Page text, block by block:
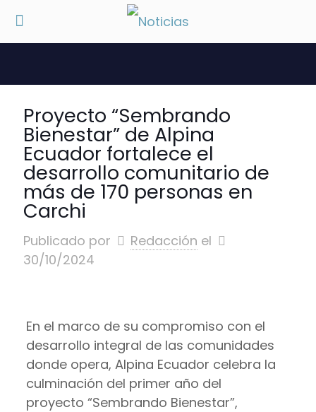
Proyecto “Sembrando
Bienestar” de Alpina
Ecuador fortalece el
desarrollo comunitario de
más de 170 personas en
Carchi
Publicado por Redacción el
30/10/2024
En el marco de su compromiso con el
desarrollo integral de las comunidades
donde opera, Alpina Ecuador celebra la
culminación del primer año del
proyecto “Sembrando Bienestar”,